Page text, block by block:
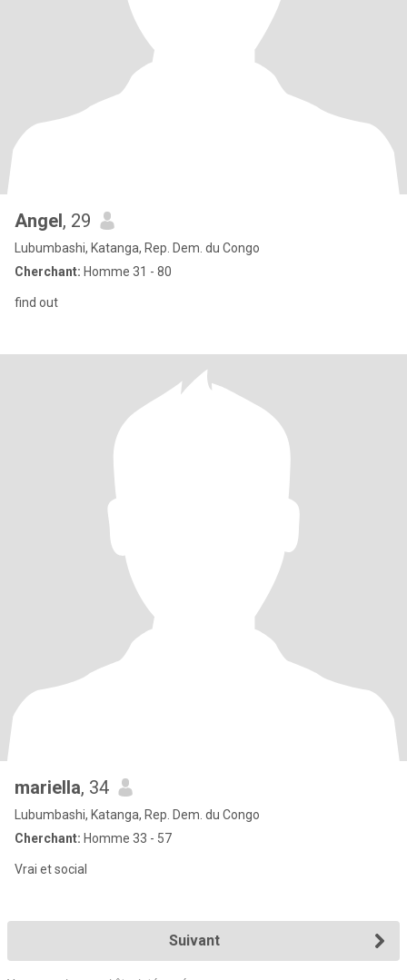
Angel, 29
Lubumbashi, Katanga, Rep. Dem. du Congo
Cherchant: Homme 31 - 80
find out
mariella, 34
Lubumbashi, Katanga, Rep. Dem. du Congo
Cherchant: Homme 33 - 57
Vrai et social
Suivant